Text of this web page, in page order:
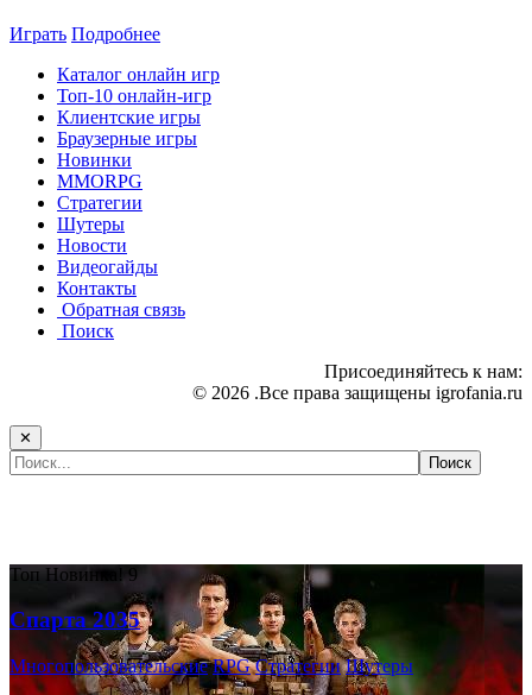
Играть Подробнее
Каталог онлайн игр
Топ-10 онлайн-игр
Клиентские игры
Браузерные игры
Новинки
MMORPG
Стратегии
Шутеры
Новости
Видеогайды
Контакты
Обратная связь
Поиск
Присоединяйтесь к нам:
© 2026 .Все права защищены igrofania.ru
✕
Топ Новинка! 9
Спарта 2035
Многопользовательские RPG Стратегии Шутеры